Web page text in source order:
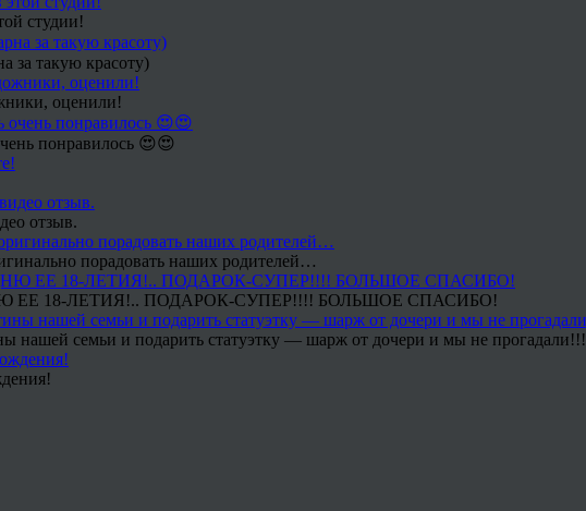
студии!
за такую красоту)
оценили!
понравилось 😍😍
отзыв.
порадовать наших родителей…
18-ЛЕТИЯ!.. ПОДАРОК-СУПЕР!!!! БОЛЬШОЕ СПАСИБО!
нашей семьи и подарить статуэтку — шарж от дочери и мы не прогадали!!!